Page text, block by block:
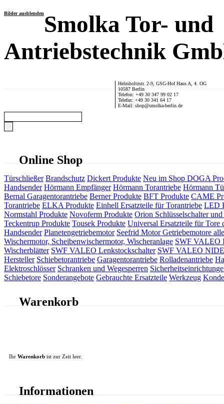
Bilder ausblendenSmolka Tor- und
Antriebstechnik
Helmholtzstr. 2-9, GSG-Hof Haus A, 4. OG
10587 Berlin
Telefon: +49 30 347 99 02 17
Telefax: +49 30 341 64 17
E-Mail: shop@smolka-berlin.de
Online Shop
Türschließer Brandschutz Dickert Produkte Neu im Shop DOGA
Handsender Hörmann Empfänger Hörmann Torantriebe Hörmann
Bernal Garagentorantriebe Berner Produkte BFT Produkte CAME
Torantriebe ELKA Produkte Einhell Ersatzteile für Torantriebe LED
Normstahl Produkte Novoferm Produkte Orion Schlüsselschalter und
Teckentrup Produkte Tousek Produkte Universal Ersatzteile für Tore
Handsender Planetengetriebemotor Seefrid Motor Getriebemotore
Wischermotor, Scheibenwischermotor, Wischeranlage SWF VALEO
Wischerblätter SWF VALEO Lenkstockschalter SWF VALEO
Hersteller Schiebetorantriebe Garagentorantriebe Rolladenantriebe
Elektroschlösser Schranken und Wegesperren
Schiebetore Sonderangebote Gebrauchte Ersatzteile Werkzeug
Warenkorb
Ihr Warenkorb ist zur Zeit leer.
Informationen